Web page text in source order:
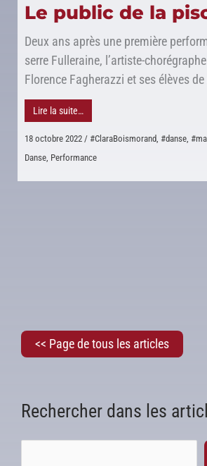
Le public de la
Deux ans après une première
serre Fulleraine, l’artiste-
Florence Fagherazzi et ses élèves
Lire la suite…
18 octobre 2022/ #ClaraBoismorand #danse,
Danse, Performance
<< Page de tous les articles
Rechercher dans les